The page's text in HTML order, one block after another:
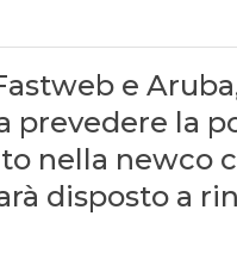
e
prevedere la
nella newco
disposto a